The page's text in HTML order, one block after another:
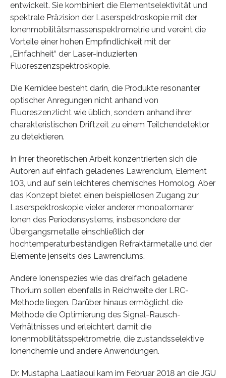
entwickelt. Sie kombiniert die Elementselektivität und
spektrale Präzision der Laserspektroskopie mit der
Ionenmobilitätsmassenspektrometrie und vereint die
Vorteile einer hohen Empfindlichkeit mit der
„Einfachheit“ der Laser-induzierten
Fluoreszenzspektroskopie.
Die Kernidee besteht darin, die Produkte resonanter
optischer Anregungen nicht anhand von
Fluoreszenzlicht wie üblich, sondern anhand ihrer
charakteristischen Driftzeit zu einem Teilchendetektor
zu detektieren.
In ihrer theoretischen Arbeit konzentrierten sich die
Autoren auf einfach geladenes Lawrencium, Element
103, und auf sein leichteres chemisches Homolog. Aber
das Konzept bietet einen beispiellosen Zugang zur
Laserspektroskopie vieler anderer monoatomarer
Ionen des Periodensystems, insbesondere der
Übergangsmetalle einschließlich der
hochtemperaturbeständigen Refraktärmetalle und der
Elemente jenseits des Lawrenciums.
Andere Ionenspezies wie das dreifach geladene
Thorium sollen ebenfalls in Reichweite der LRC-
Methode liegen. Darüber hinaus ermöglicht die
Methode die Optimierung des Signal-Rausch-
Verhältnisses und erleichtert damit die
Ionenmobilitätsspektrometrie, die zustandsselektive
Ionenchemie und andere Anwendungen.
Dr. Mustapha Laatiaoui kam im Februar 2018 an die JGU